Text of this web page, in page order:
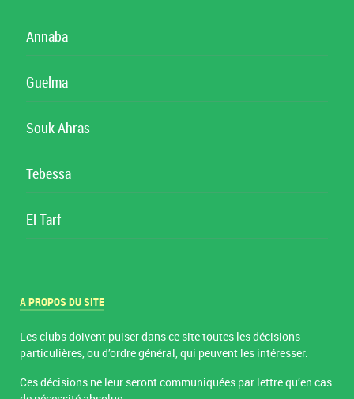
Annaba
Guelma
Souk Ahras
Tebessa
El Tarf
A PROPOS DU SITE
Les clubs doivent puiser dans ce site toutes les décisions
particulières, ou d’ordre général, qui peuvent les intéresser.
Ces décisions ne leur seront communiquées par lettre qu’en cas